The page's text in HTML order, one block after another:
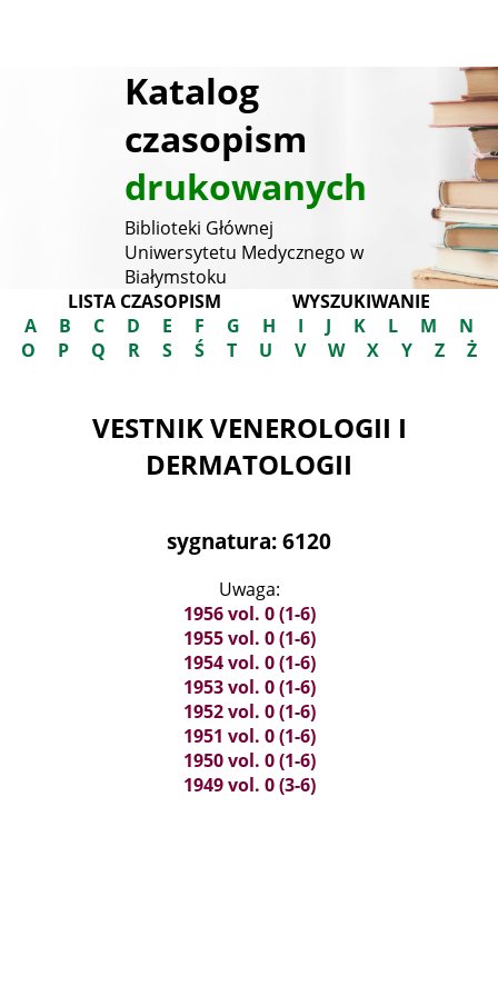
Katalog
czasopism
drukowanych
Biblioteki Głównej
Uniwersytetu Medycznego w
Białymstoku
LISTA CZASOPISM
WYSZUKIWANIE
A
B C D E F G H I J K L M
N
O
P Q R S Ś T U V W X Y Z Ż
VESTNIK VENEROLOGII I
DERMATOLOGII
sygnatura: 6120
Uwaga:
1956 vol. 0 (1-6)
1955 vol. 0 (1-6)
1954 vol. 0 (1-6)
1953 vol. 0 (1-6)
1952 vol. 0 (1-6)
1951 vol. 0 (1-6)
1950 vol. 0 (1-6)
1949 vol. 0 (3-6)